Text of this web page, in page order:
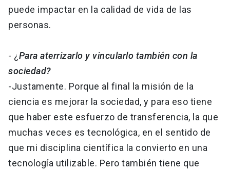
puede impactar en la calidad de vida de las
personas.
- ¿Para aterrizarlo y vincularlo también con la
sociedad?
-Justamente. Porque al final la misión de la
ciencia es mejorar la sociedad, y para eso tiene
que haber este esfuerzo de transferencia, la que
muchas veces es tecnológica, en el sentido de
que mi disciplina científica la convierto en una
tecnología utilizable. Pero también tiene que